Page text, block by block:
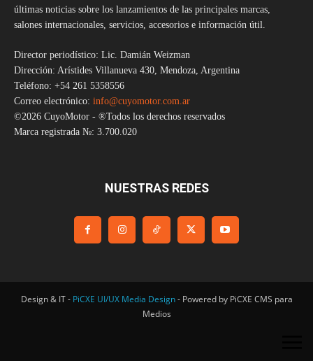
últimas noticias sobre los lanzamientos de las principales marcas,
salones internacionales, servicios, accesorios e información útil.
Director periodístico: Lic. Damián Weizman
Dirección: Arístides Villanueva 430, Mendoza, Argentina
Teléfono: +54 261 5358556
Correo electrónico: info@cuyomotor.com.ar
©2026 CuyoMotor - ®Todos los derechos reservados
Marca registrada №: 3.700.020
NUESTRAS REDES
Design & IT - PiCXE UI/UX Media Design- Powered by PiCXE CMS para
Medios